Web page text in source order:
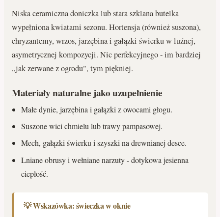
Niska ceramiczna doniczka lub stara szklana butelka
wypełniona kwiatami sezonu. Hortensja (również suszona),
chryzantemy, wrzos, jarzębina i gałązki świerku w luźnej,
asymetrycznej kompozycji. Nic perfekcyjnego - im bardziej
„jak zerwane z ogrodu", tym piękniej.
Materiały naturalne jako uzupełnienie
Małe dynie, jarzębina i gałązki z owocami głogu.
Suszone wici chmielu lub trawy pampasowej.
Mech, gałązki świerku i szyszki na drewnianej desce.
Lniane obrusy i wełniane narzuty - dotykowa jesienna
ciepłość.
💡 Wskazówka: świeczka w oknie